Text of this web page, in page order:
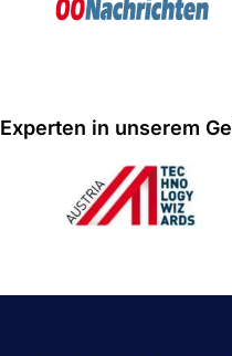
Experten in unserem